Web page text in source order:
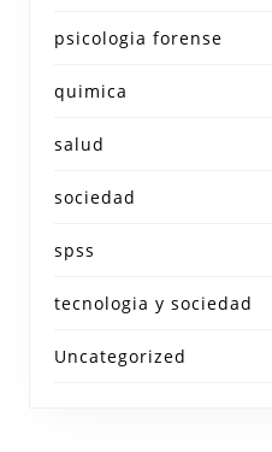
psicologia forense
quimica
salud
sociedad
spss
tecnologia y sociedad
Uncategorized